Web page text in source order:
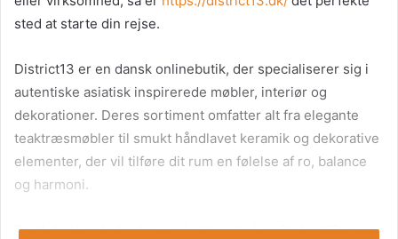
sted at starte din rejse.
District13 er en dansk onlinebutik, der specialiserer sig i
autentiske asiatisk inspirerede møbler, interiør og
dekorationer. Deres sortiment omfatter alt fra elegante
teaktræsmøbler til smukt håndlavet keramik og dekorative
elementer, der vil tilføre dit rum en følelse af ro, balance
og harmoni.
En af de største fordele ved at handle hos District13 er